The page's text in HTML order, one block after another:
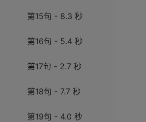
第15句 - 8.3 秒
第16句 - 5.4 秒
第17句 - 2.7 秒
第18句 - 7.7 秒
第19句 - 4.0 秒